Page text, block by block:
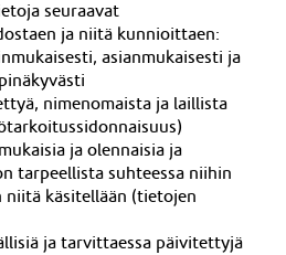
seuraavat
ja niitä kunnioittaen:
asianmukaisesti ja
nimenomaista ja laillista
ja olennaisia ja
tarpeellista suhteessa niihin
käsitellään (tietojen
ja tarvittaessa päivitettyjä